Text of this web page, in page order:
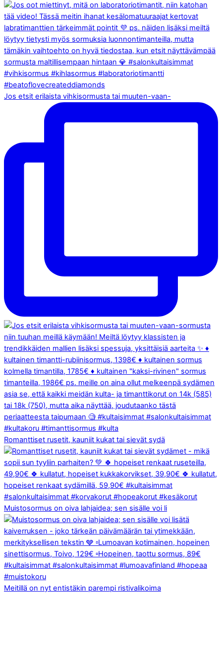
Jos etsit erilaista vihkisormusta tai muuten-vaan-
Romanttiset rusetit, kauniit kukat tai sievät sydä
Muistosormus on oiva lahjaidea; sen sisälle voi li
Meitillä on nyt entistäkin parempi ristivalikoima